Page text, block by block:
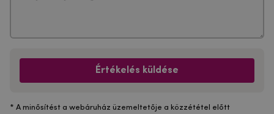
Értékelés küldése
* A minősítést a webáruház üzemeltetője a közzététel előtt